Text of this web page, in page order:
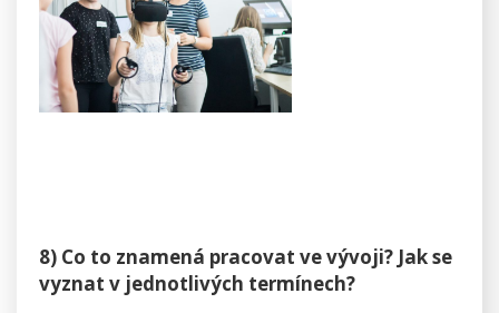
8) Co to znamená pracovat ve vývoji? Jak se
vyznat v jednotlivých termínech?